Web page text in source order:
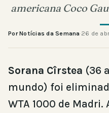
americana Coco
Por Notícias da Semana·26 de
Sorana Cîrstea (36
mundo) foi
WTA 1000 de